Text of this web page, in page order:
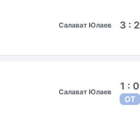
Салават Юлаев 3 : 2
Салават Юлаев 1 : 0
ОТ